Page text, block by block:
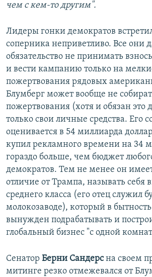
чем с кем-то другим".
Лидеры гонки демократов
соперника неприветливо. Все они
обязательство не принимать
и вести кампанию только на
пожертвования рядовых
Блумберг может вообще не
пожертвования (хотя и обязан это
только свои личные средства. Его
оценивается в 54 миллиарда
купил рекламного времени на 34
гораздо больше, чем бюджет
демократов. Тем не менее он
отличие от Трампа, называть себя
среднего класса (его отец служил
молокозаводе), который в
вынужден подрабатывать и
глобальный бизнес "с одной
Сенатор Берни Сандерсна своем
митинге резко отмежевался от